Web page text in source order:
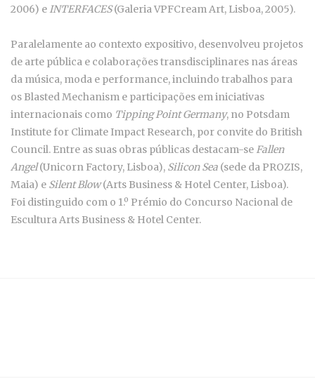
2006) e INTERFACES(Galeria VPFCream Art, Lisboa, 2005).
Paralelamente ao contexto expositivo, desenvolveu projetos
de arte pública e colaborações transdisciplinares nas áreas
da música, moda e performance, incluindo trabalhos para
os Blasted Mechanism e participações em iniciativas
internacionais como Tipping Point Germany, no Potsdam
Institute for Climate Impact Research, por convite do British
Council. Entre as suas obras públicas destacam-se Fallen
Angel(Unicorn Factory, Lisboa), Silicon Sea (sede da PROZIS,
Maia) e Silent Blow(Arts Business & Hotel Center, Lisboa).
Foi distinguido com o 1.º Prémio do Concurso Nacional de
Escultura Arts Business & Hotel Center.